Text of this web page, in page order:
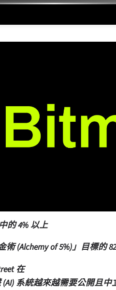
的 4% 以上
(Alchemy of 5%)」目標的
在
系統越來越需要公開且中